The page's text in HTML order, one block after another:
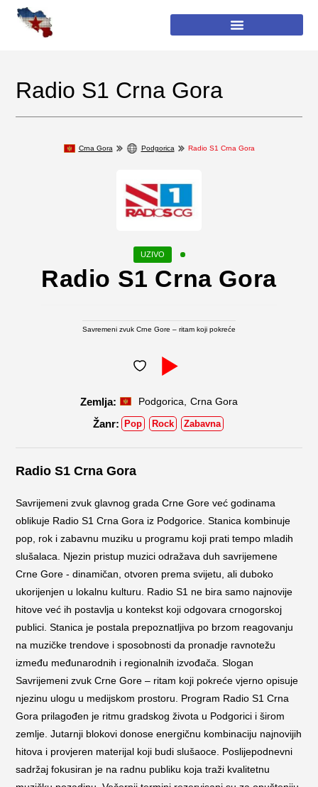
Radio S1 Crna Gora
Crna Gora Podgorica Radio S1 Crna Gora
Radio S1 Crna Gora
Savremeni zvuk Crne Gore – ritam koji pokreće
Podgorica Crna Gora
Pop Rock Zabavna
Radio S1 Crna Gora
Savrijemeni zvuk glavnog grada Crne Gore već godinama
oblikuje Radio S1 Crna Gora iz Podgorice. Stanica kombinuje
pop, rok i zabavnu muziku u programu koji prati tempo mladih
slušalaca. Njezin pristup muzici odražava duh savrijemene
Crne Gore - dinamičan, otvoren prema svijetu, ali duboko
ukorijenjen u lokalnu kulturu. Radio S1 ne bira samo najnovije
hitove već ih postavlja u kontekst koji odgovara crnogorskoj
publici. Stanica je postala prepoznatljiva po brzom reagovanju
na muzičke trendove i sposobnosti da pronadje ravnotežu
između međunarodnih i regionalnih izvođača. Slogan
Savrijemeni zvuk Crne Gore – ritam koji pokreće vjerno opisuje
njezinu ulogu u medijskom prostoru. Program Radio S1 Crna
Gora prilagođen je ritmu gradskog života u Podgorici i širom
zemlje. Jutarnji blokovi donose energičnu kombinaciju najnovijih
hitova i provjeren materijal koji budi slušaoce. Poslijepodnevni
sadržaj fokusiran je na radnu publiku koja traži kvalitetnu